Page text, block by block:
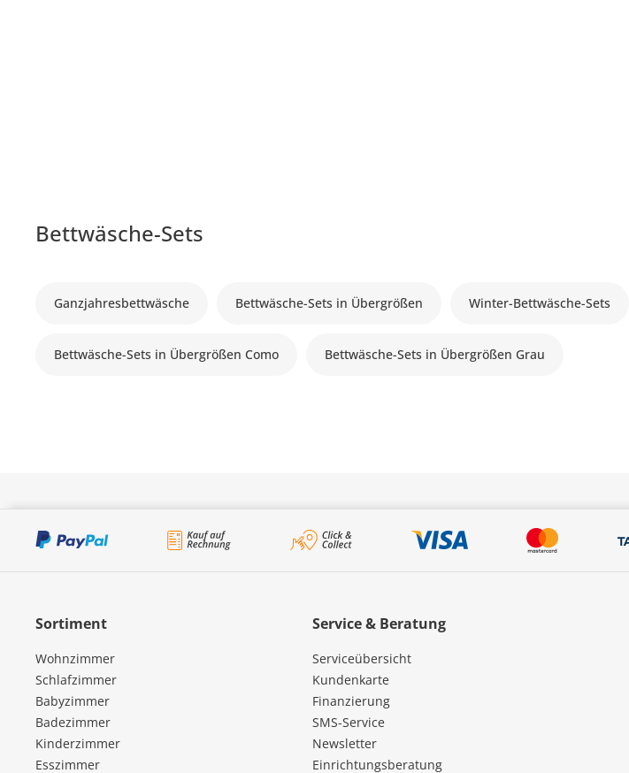
Bettwäsche-Sets
Ganzjahresbettwäsche Bettwäsche-Sets in Übergrößen Winter-Bettwäsche-Sets
Bettwäsche-Sets in Übergrößen Como Bettwäsche-Sets in Übergrößen Grau
Sortiment
Wohnzimmer
Schlafzimmer
Babyzimmer
Badezimmer
Kinderzimmer
Esszimmer
Service & Beratung
Serviceübersicht
Kundenkarte
Finanzierung
SMS-Service
Newsletter
Einrichtungsberatung